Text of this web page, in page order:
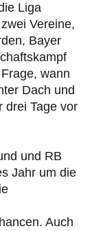
Liga
Vereine,
Bayer
wann
Dach und
drei Tage vor
und RB
Jahr um die
Auch